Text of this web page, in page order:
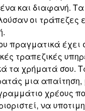
και διαφανή. Τα
οι τράπεζες
πραγματικά έχει
τραπεζικές
τα χρήματά σου.
μια απαίτηση,
χρέους
να